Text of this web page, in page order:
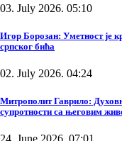
03. July 2026. 05:10
Игор Борозан: Уметност је
српског бића
02. July 2026. 04:24
Митрополит Гаврило:
супротности са његовим